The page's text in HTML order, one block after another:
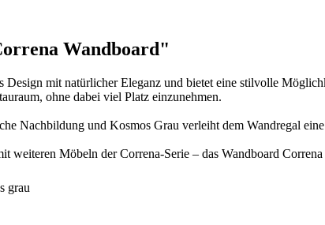
Wandboard"
Design mit natürlicher Eleganz und bietet eine stilvolle
ohne dabei viel Platz einzunehmen.
Nachbildung und Kosmos Grau verleiht dem Wandregal
weiteren Möbeln der Correna-Serie – das Wandboard
grau